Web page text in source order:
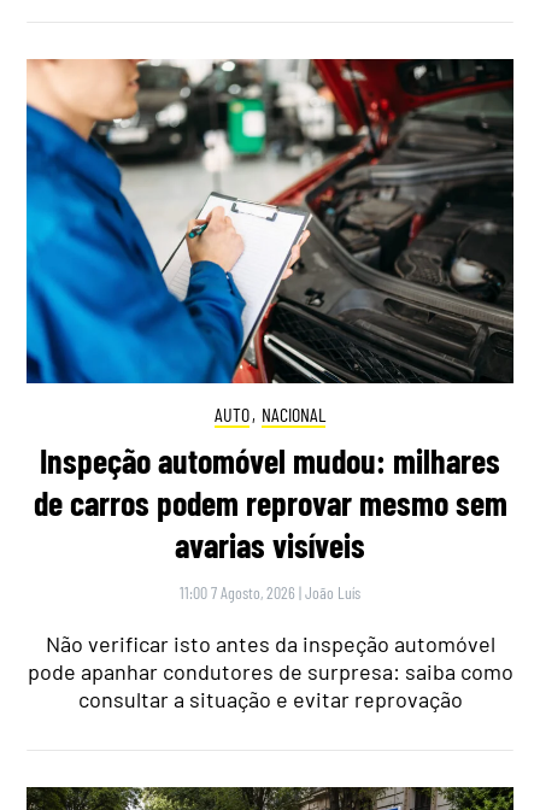
AUTO, NACIONAL
Inspeção automóvel mudou: milhares
de carros podem reprovar mesmo sem
avarias visíveis
11:00 7 Agosto, 2026 |João Luís
Não verificar isto antes da inspeção automóvel
pode apanhar condutores de surpresa: saiba como
consultar a situação e evitar reprovação